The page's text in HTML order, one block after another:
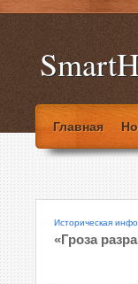
Главная
Историческая
«Гроза